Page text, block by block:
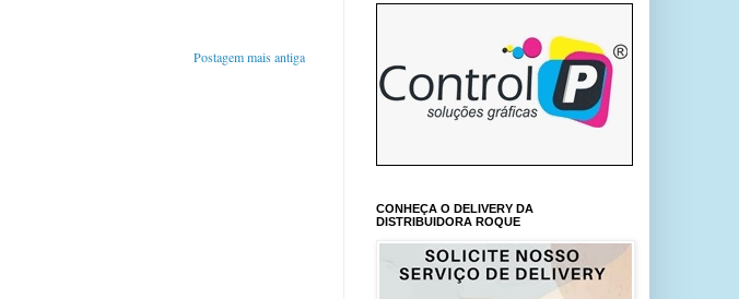
Postagem mais antiga
CONHEÇA O DELIVERY DA
DISTRIBUIDORA ROQUE